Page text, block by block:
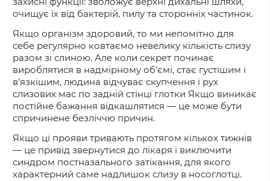
очищує їх від бактерій, пилу та сторонніх частинок.
Якщо організм здоровий, то ми непомітно для
себе регулярно ковтаємо невелику кількість слизу
разом зі слиною. Але коли секрет починає
вироблятися в надмірному об’ємі, стає густішим і
в’язкішим, людина відчуває скупчення і рух
слизових мас по задній стінці глотки Якщо виникає
постійне бажання відкашлятися — це може бути
спричинене безліччю причин.
Якщо ці прояви тривають протягом кількох тижнів
— це привід звернутися до лікаря і виключити
синдром постназального затікання, для якого
характерний саме надлишок слизу в носоглотці.